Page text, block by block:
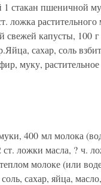
1 стакан пшеничной
ложка растительного
свежей капусты, 100
сахар, соль
муку,
400 мл молока
ст. ложки масла, ? ч.
молоке (или
сахар, яйца,